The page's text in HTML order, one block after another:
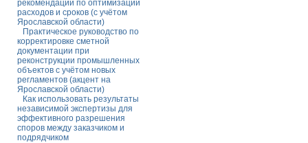
рекомендации по оптимизации
расходов и сроков (с учётом
Ярославской области)
Практическое руководство по
корректировке сметной
документации при
реконструкции промышленных
объектов с учётом новых
регламентов (акцент на
Ярославской области)
Как использовать результаты
независимой экспертизы для
эффективного разрешения
споров между заказчиком и
подрядчиком